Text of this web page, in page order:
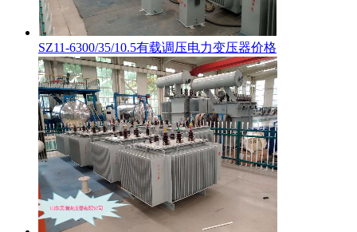
SZ11-6300/35/10.5有载调压电力变压器价格